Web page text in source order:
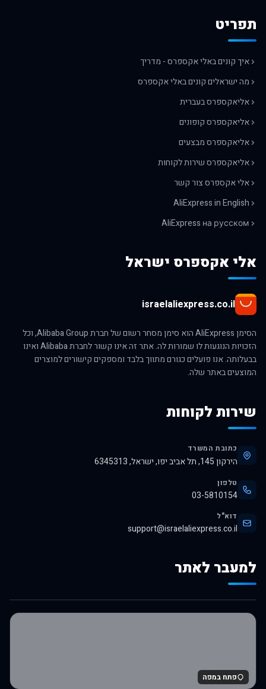
תפריט
איך קונים באלי אקספרס - מדריך
מה ישראלים קונים באלי אקספרס
אליאקספרס בעברית
אליאקספרס קופונים
אליאקספרס מבצעים
אליאקספרס שירות לקוחות
אלי אקספרס צור קשר
AliExpress in English
AliExpress на русском
אלי אקספרס ישראל
israelaliexpress.co.il
הסימן AliExpress הוא סימן מסחר רשום של חברת Alibaba Group, וכל
הזכויות הנוגעות לו שמורות לה. אתר זה אינו קשור לחברת Alibaba ואינו
בבעלותה. אנו פועלים כגורם מתווך בלבד ומספקים קישורים למוצרים
המוצעים באתר שלה.
שירות לקוחות
כתובת המשרד
הירקון 145, תל אביב יפו, ישראל, 6345313
טלפון
03-5810154
דוא"ל
support@israelaliexpress.co.il
למעבר לאתר
לרכישה באלי אקספרס
פתח במפה